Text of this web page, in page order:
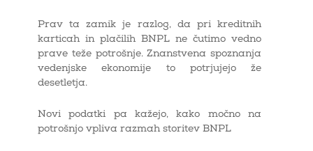
Prav ta zamik je razlog, da pri kreditnih
karticah in plačilih BNPL ne čutimo vedno
prave teže potrošnje. Znanstvena spoznanja
vedenjske ekonomije to potrjujejo že
desetletja.
Novi podatki pa kažejo, kako močno na
potrošnjo vpliva razmah storitev BNPL